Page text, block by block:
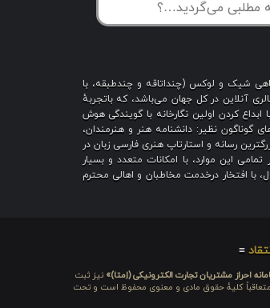
شیک و لوکس (چنداتاقه و چندطبقه، با
آنلاین در کل جهان می‌باشد، که باتجربهٔ
با ابداع کردن اولین نگارخانه با گویندگی هوش
گوناگون نظیر: دانشنامه هنر و هنرمندان،
رسانه و استارتاپ هنری فارسی زبان در
این موارد، با امکانات متعدد و بسیار
با افتخار درخدمت مخاطبان و اهالی محترم
≡
احراز مشتریان تجارت الکترونیکی (اِمتا)» نیز ثبت
به ثبت رسیده است؛ متعاقباً کلیهٔ حقوق مادی و معنوی محفوظ است و تحت